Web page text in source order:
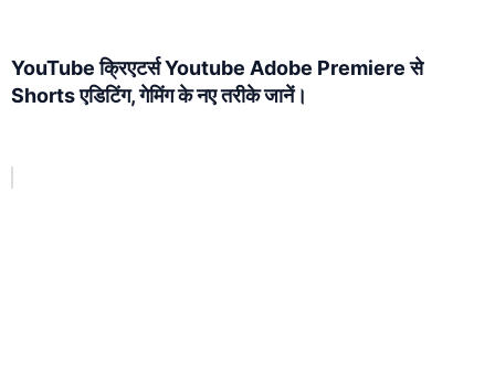
YouTube क्रिएटर्स Youtube Adobe Premiere से
Shorts एडिटिंग, गेमिंग के नए तरीके जानें।